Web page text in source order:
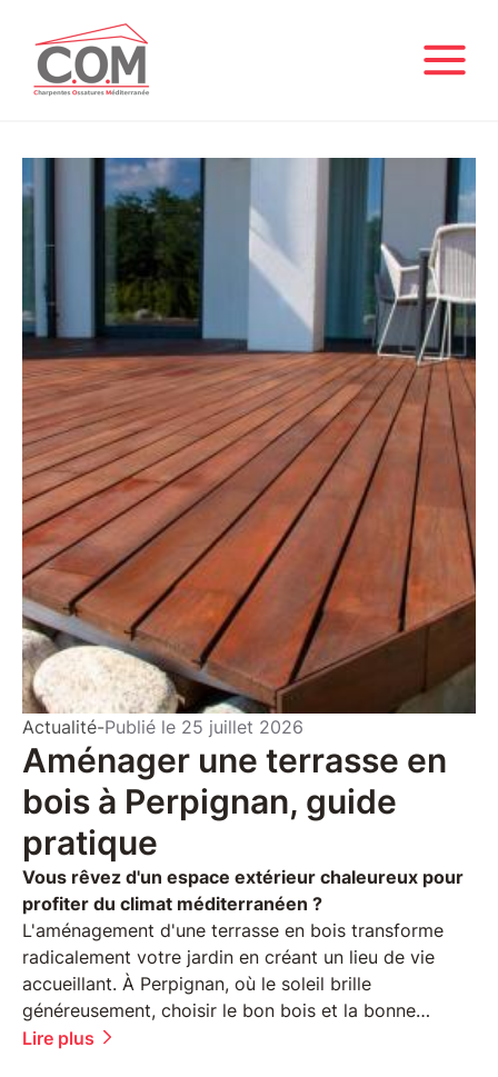
Actualité-Publié le 25 juillet 2026
Aménager une terrasse en
bois à Perpignan, guide
pratique
Vous rêvez d'un espace extérieur chaleureux pour
profiter du climat méditerranéen ?
L'aménagement d'une terrasse en bois transforme radicalement votre jardin en créant un lieu de vie accueillant. À Perpignan, où le soleil brille généreusement, choisir le bon bois et la bonne conception devient essentiel pour garantir la durabilité de votre installation face aux variations climatiques. Entre les essences exotiques résistantes et les bois locaux traités, les options sont nombreuses. Découvrez comment réussir votre projet d'aménagement extérieur en faisant les bons choix dès le départ. Choisir l'essence de bois adaptée au climat méditerranéen Face aux étés chauds et secs ainsi qu'aux pluies automnales parfois intenses, votre terrasse doit supporter des contraintes climatiques importantes. Le choix de l'essence détermine directement la longévité et l'entretien futur de votre installation. Plusieurs options s'offrent à vous, chacune avec ses caractéristiques propres. Les bois exotiques pour une résistance exceptionnelle Les essences tropicales comme l'ipé, le cumaru ou le teck présentent une densité naturelle remarquable. Ces bois résistent naturellement aux insectes, à l'humidité et aux champignons sans traitement chimique. L'ipé, particulièrement apprécié, offre une durée de vie pouvant atteindre 50 ans avec un entretien minimal. Sa couleur brun-rouge évolue vers un gris argenté noble si vous ne le traitez pas régulièrement. Le cumaru constitue une alternative intéressante, légèrement moins coûteuse que l'ipé tout en conservant d'excellentes propriétés mécaniques. Ces essences exotiques demandent un budget initial plus élevé, mais leur rentabilité se confirme sur le long terme grâce à leur exceptionnelle durabilité. Le bois Douglas, champion de la production locale Privilégier le douglas français représente un choix écologique et économique pertinent. Cette essence résineuse, naturellement durable grâce à sa densité élevée, supporte parfaitement le climat des Pyrénées-Orientales. Son traitement thermique ou autoclave renforce encore sa résistance aux intempéries et aux attaques biologiques. Avec sa teinte rosée caractéristique, le douglas apporte une esthétique chaleureuse à vos aménagements extérieurs. Son rapport qualité-prix en fait une option privilégiée pour de nombreux projets. Nous travaillons régulièrement cette essence qui conjugue performance technique et accessibilité tarifaire. Le composite, solution hybride sans entretien Assemblage de fibres de bois et de résines polymères, le composite reproduit l'aspect du bois naturel tout en éliminant ses contraintes d'entretien. Imputrescible et résistant aux UV, il ne grise pas, ne se fend pas et ne nécessite aucun traitement. Cette solution technique convient particulièrement aux personnes recherchant un rendu esthétique constant sans effort d'entretien annuel. Son installation suit les mêmes principes qu'une terrasse en bois massif, avec une structure porteuse adaptée. Les lames composites se déclinent désormais en de multiples coloris et finitions, permettant une personnalisation poussée de votre espace extérieur. Concevoir la structure porteuse pour garantir la durabilité Une terrasse performante repose avant tout sur des fondations et une ossature correctement dimensionnées. Cette phase technique détermine la stabilité et la pérennité de l'ensemble de votre aménagement extérieur. Les éléments de structure indispensables La conception d'une terrasse bois nécessite plusieurs composants essentiels. Les plots réglables en PVC ou béton créent une assise stable tout en permettant un ajustement parfait de la planéité. Les lambourdes, posées perpendiculairement au sens de pose des lames, forment l'ossature porteuse principale. L'espacement entre ces éléments de structure varie selon l'essence choisie et l'épaisseur des lames, généralement entre 40 et 50 cm pour un bois exotique. Les cales d'espacement garantissent une circulation d'air optimale sous les lames, évitant la stagnation d'humidité. Cette ventilation naturelle prévient le développement de moisissures et prolonge considérablement la durée de vie du bois. Chez C.O.M., notre bureau d'études intégré calcule précisément ces dimensionnements selon votre configuration de terrain. L'importance cruciale de la pente d'évacuation Prévoir une légère inclinaison d'environ 1 à 2 % permet l'écoulement naturel des eaux de pluie. Cette pente, imperceptible visuellement, évite la formation de flaques qui accéléreraient la dégradation du matériau. L'orientation de cette pente s'éloigne toujours de votre habitation pour protéger vos murs de l'humidité. Dans certaines configurations, l'intégration de caniveaux discrets ou de systèmes de drainage souterrains devient nécessaire. Notre équipe de techniciens qualifiés analyse précisément votre terrain pour adapter la solution technique à vos contraintes, qu'il s'agisse d'un sol en pente ou d'un espace réduit. Le traitement du sol existant Préparer correctement la surface sous votre future terrasse conditionne sa longévité. Le décaissement éventuel, suivi d'un compactage soigné, crée une base stable. La pose d'un feutre géotextile empêche la repousse de végétation tout en laissant l'eau s'infiltrer naturellement dans le sol. Pour les terrains argileux, particulièrement présents dans la région, des précautions supplémentaires s'imposent. Le phénomène de retrait-gonflement des argiles peut déstabiliser votre installation sans une conception adaptée. Nos artisans spécialisés maîtrisent ces problématiques locales grâce à nos 18 ans d'expérience dans la construction bois. Maîtriser la pose des lames pour un rendu professionnel La qualité de finition de votre terrasse dépend directement de la précision lors de la fixation des lames. Plusieurs techniques coexistent, chacune présentant des avantages selon vos priorités esthétiques et votre budget. Les systèmes de fixation visibles et invisibles Les vis en inox apparentes représentent la méthode traditionnelle, robuste et économique. Pré-percer toujours les lames évite les fentes, particulièrement sur les bois durs comme l'ipé. Cette technique permet également un remplacement aisé d'une lame endommagée sans démonter l'ensemble de la surface. Les clips de fixation invisibles offrent un rendu esthétique épuré, sans aucune vis visible en surface. Ces systèmes ingénieux se positionnent entre les lames et garantissent un espacement régulier tout en facilitant la dilatation naturelle du bois. Leur pose demande plus de temps mais valorise considérablement l'aspect final de votre terrasse. Respecter les espacements et les joints de dilatation Le bois vivant réagit aux variations d'humidité et de température en se contractant ou en gonflant. Prévoir un espace de 5 à 8 mm entre chaque lame permet ces mouvements naturels sans créer de déformation. En périphérie, un joint de dilatation d'au moins 10 mm par rapport aux murs évite les tensions lors de l'expansion du matériau. Pour les grandes surfaces dépassant 20 mètres linéaires, l'intégration de joints de fractionnement devient indispensable. Ces espaces plus larges absorbent les mouvements d'ensemble et préservent la planéité générale. Notre atelier de fabrication peut pré-découper vos lames aux dimensions exactes, ce qui accélère la réalisation sur chantier. Les finitions et les bordures soignées Le traitement des rives conditionne l'esthétique globale de votre aménagement. Les lames de bordure, positionnées perpendiculairement au sens principal, créent un cadre élégant et masquent proprement la structure porteuse. Cette finition apporte une touche professionnelle immédiatement perceptible. L'habillage des marches éventuelles et la création de nez-de-marche antidérapants garantissent la sécurité tout en valorisant votre installation. Ces détails de finition font la différence entre un chantier amateur et une réalisation aboutie. Nous accordons une attention particulière à ces éléments qui révèlent notre savoir-faire familial reconnu. Entretenir et préserver votre terrasse dans le temps Investir dans une terrasse de qualité mérite un entretien adapté pour conserver ses performances et son esthétique. Les gestes réguliers, simples mais essentiels, prolongent considérablement la durée de vie de votre installation. Le nettoyage régulier, geste préventif essentiel Un simple balayage hebdomadaire élimine les débris végétaux et la poussière qui retiennent l'humidité. Deux fois par an, un nettoyage approfondi au savon noir dilué et à la brosse douce redonne de l'éclat à vos lames. Évitez absolument les nettoyeurs haute pression qui arrachent les fibres du bois et créent des aspérités favorisant l'encrassement futur. Pour les taches tenaces comme le vin ou les graisses, intervenez rapidement avec un dégraissant spécifique pour limiter les traces durables. Le rinçage abondant à l'eau claire après chaque nettoyage évite les résidus de produit qui pourraient altérer la teinte naturelle du matériau. Les traitements protecteurs selon les essences Les bois exotiques non traités évoluent naturellement vers une patine grise argentée, sans altération de leurs propriétés mécaniques. Si vous souhaitez conserver la teinte d'origine, l'application annuelle d'une huile spécifique nourrit le bois et ravive ses couleurs chaudes. Cette opération s'effectue idéalement au printemps, sur bois parfaitement sec. Le douglas et les autres résineux bénéficient d'une saturation tous les deux à trois ans. Ces produits micropores protègent contre les UV et l'humidité tout en laissant le bois respirer. Notre équipe peut vous accompagner dans le choix des produits adaptés à votre essence et vous conseiller sur leur application. Surveiller et corriger les points critiques Contrôler régulièrement le serrage des fixations prévient le jeu entre les éléments et les grincements désagréables. Vérifier que les espaces entre lames restent dégagés garantit l'évacuation efficace de l'eau. Ces inspections visuelles simples permettent d'identifier rapidement tout problème naissant avant qu'il ne s'aggrave. Dégager la végétation
Lire plus